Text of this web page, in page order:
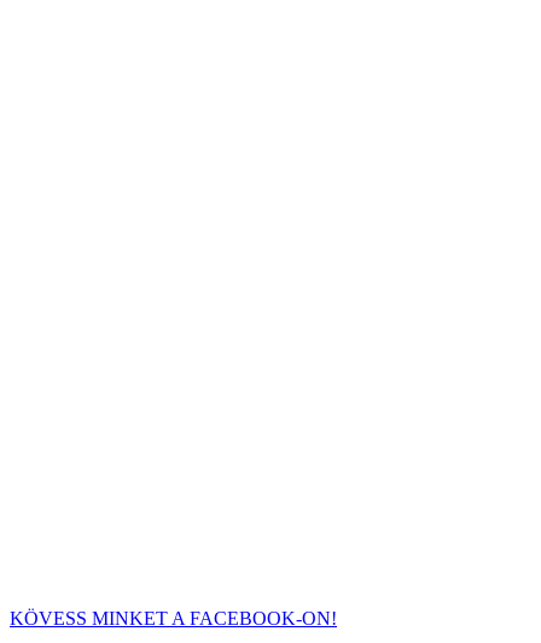
KÖVESS MINKET A FACEBOOK-ON!